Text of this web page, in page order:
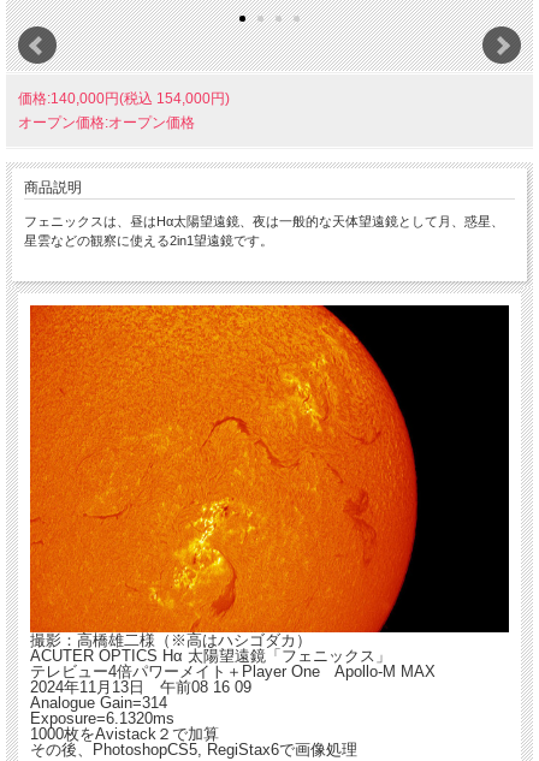
価格:140,000円(税込 154,000円)
オープン価格:オープン価格
商品説明
フェニックスは、昼はHα太陽望遠鏡、夜は一般的な天体望遠鏡として月、惑星、
星雲などの観察に使える2in1望遠鏡です。
撮影：高橋雄二様（※高はハシゴダカ）
ACUTER OPTICS Hα 太陽望遠鏡「フェニックス」
テレビュー4倍パワーメイト＋Player One Apollo-M MAX
2024年11月13日 午前08 16 09
Analogue Gain=314
Exposure=6.1320ms
1000枚をAvistack２で加算
その後、PhotoshopCS5, RegiStax6で画像処理